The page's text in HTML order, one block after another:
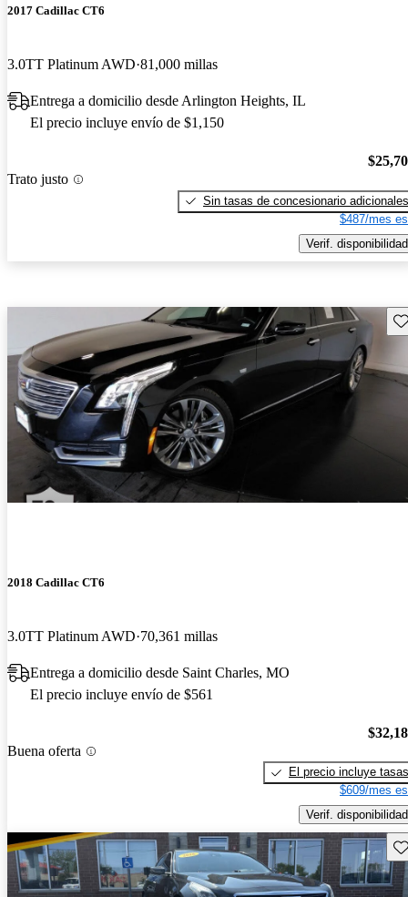
2017 Cadillac CT6
3.0TT Platinum AWD 81,000 millas
Entrega a domicilio desde Arlington Heights, IL
El precio incluye envío de $1,150
Trato justo
Sin tasas de concesionario adicionales
$487/mes
Verif. disponibilidad
2018 Cadillac CT6
3.0TT Platinum AWD 70,361 millas
Entrega a domicilio desde Saint Charles, MO
El precio incluye envío de $561
Buena oferta
El precio incluye tasas
$609/mes
Verif. disponibilidad